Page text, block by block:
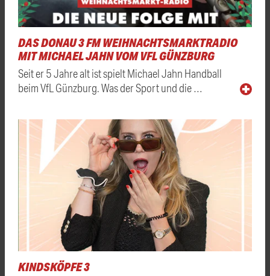
DAS DONAU 3 FM WEIHNACHTSMARKTRADIO
MIT MICHAEL JAHN VOM VFL GÜNZBURG
Seit er 5 Jahre alt ist spielt Michael Jahn Handball
beim VfL Günzburg. Was der Sport und die …
KINDSKÖPFE 3